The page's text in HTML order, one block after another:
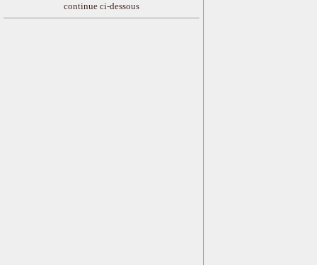
continue ci-dessous